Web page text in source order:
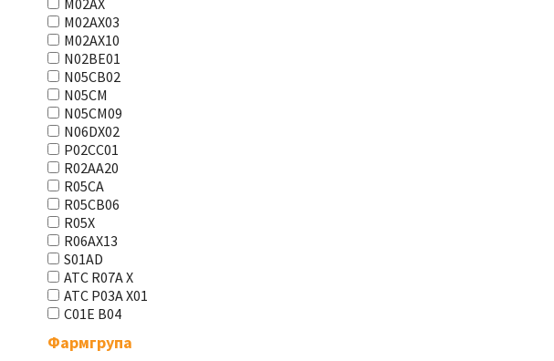
M02AX
M02AX03
M02AX10
N02BE01
N05CB02
N05CM
N05CM09
N06DX02
P02CC01
R02AA20
R05CA
R05CB06
R05X
R06AX13
S01AD
АТС R07A X
АТС Р03А Х01
С01Е В04
Фармгрупа